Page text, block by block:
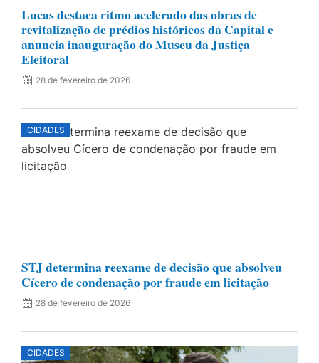
Lucas destaca ritmo acelerado das obras de
revitalização de prédios históricos da Capital e
anuncia inauguração do Museu da Justiça
Eleitoral
28 de fevereiro de 2026
CIDADES
STJ determina reexame de decisão que absolveu
Cícero de condenação por fraude em licitação
28 de fevereiro de 2026
CIDADES